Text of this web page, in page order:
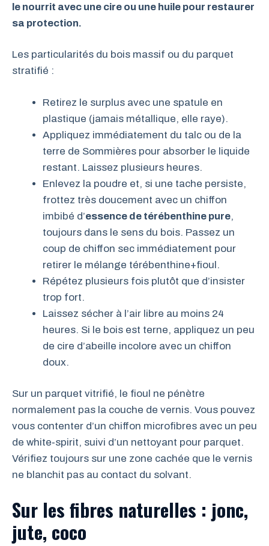
le nourrit avec une cire ou une huile pour restaurer
sa protection.
Les particularités du bois massif ou du parquet
stratifié :
Retirez le surplus avec une spatule en
plastique (jamais métallique, elle raye).
Appliquez immédiatement du talc ou de la
terre de Sommières pour absorber le liquide
restant. Laissez plusieurs heures.
Enlevez la poudre et, si une tache persiste,
frottez très doucement avec un chiffon
imbibé d’essence de térébenthine pure,
toujours dans le sens du bois. Passez un
coup de chiffon sec immédiatement pour
retirer le mélange térébenthine+fioul.
Répétez plusieurs fois plutôt que d’insister
trop fort.
Laissez sécher à l’air libre au moins 24
heures. Si le bois est terne, appliquez un peu
de cire d’abeille incolore avec un chiffon
doux.
Sur un parquet vitrifié, le fioul ne pénètre
normalement pas la couche de vernis. Vous pouvez
vous contenter d’un chiffon microfibres avec un peu
de white‑spirit, suivi d’un nettoyant pour parquet.
Vérifiez toujours sur une zone cachée que le vernis
ne blanchit pas au contact du solvant.
Sur les fibres naturelles : jonc,
jute, coco